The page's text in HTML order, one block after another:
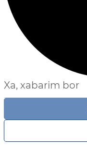
Xa, xabarim bor